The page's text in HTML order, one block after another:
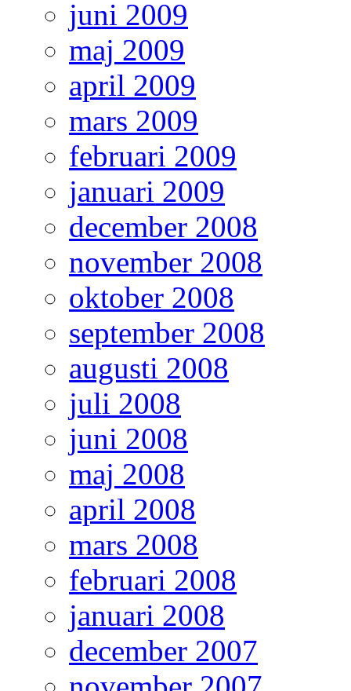
juni 2009
maj 2009
april 2009
mars 2009
februari 2009
januari 2009
december 2008
november 2008
oktober 2008
september 2008
augusti 2008
juli 2008
juni 2008
maj 2008
april 2008
mars 2008
februari 2008
januari 2008
december 2007